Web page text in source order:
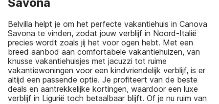
Belvilla helpt je om het perfecte vakantiehuis in Canova
Savona te vinden, zodat jouw verblijf in Noord-Italië
precies wordt zoals jij het voor ogen hebt. Met een
breed aanbod aan comfortabele vakantiehuizen, van
knusse vakantiehuisjes met jacuzzi tot ruime
vakantiewoningen voor een kindvriendelijk verblijf, is er
altijd een passende optie. Je profiteert van de beste
deals en aantrekkelijke kortingen, waardoor een luxe
verblijf in Ligurië toch betaalbaar blijft. Of je nu ruim van